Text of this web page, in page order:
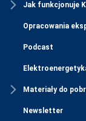
Jak funkcjonuje
Opracowania
Podcast
Materiały do
Newsletter